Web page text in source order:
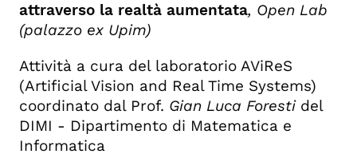
attraverso la realtà aumentata, Open Lab
(palazzo ex Upim)
Attività a cura del laboratorio AViReS
(Artificial Vision and Real Time Systems)
coordinato dal Prof. Gian Luca Forestidel
DIMI - Dipartimento di Matematica e
Informatica